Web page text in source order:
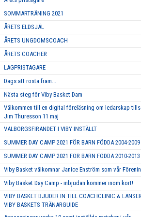
SOMMARTRÄNING 2021
ÅRETS ELDSJÄL
ÅRETS UNGDOMSCOACH
ÅRETS COACHER
LAGPRISTAGARE
Dags att rösta fram...
Nästa steg för Viby Basket Dam
Välkommen till en digital föreläsning om ledarskap
Jim Thuresson 11 maj
VALBORGSFIRANDET I VIBY INSTÄLLT
SUMMER DAY CAMP 2021 FÖR BARN FÖDDA 2004-2009
SUMMER DAY CAMP 2021 FÖR BARN FÖDDA 2010-2013
Viby Basket välkomnar Janice Enström som vår
Viby Basket Day Camp - inbjudan kommer inom kort!
VIBY BASKET BJUDER IN TILL COACHCLINIC &
VIBY BASKETS TRÄNARGUIDE